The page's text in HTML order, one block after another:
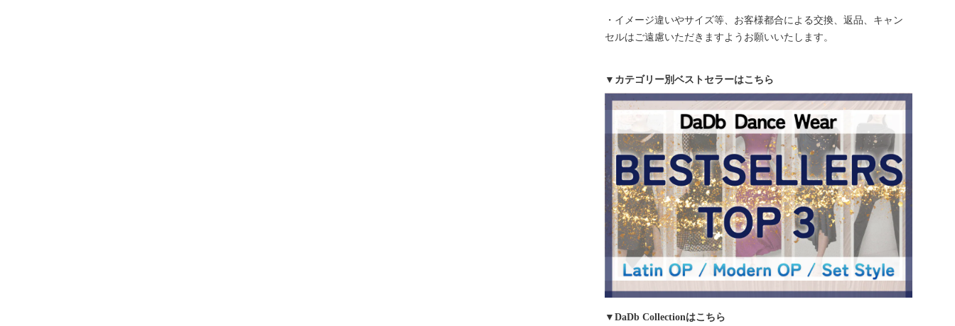
・イメージ違いやサイズ等、お客様都合による交換、返品、キャン
セルはご遠慮いただきますようお願いいたします。
▼カテゴリー別ベストセラーはこちら
▼DaDb Collectionはこちら